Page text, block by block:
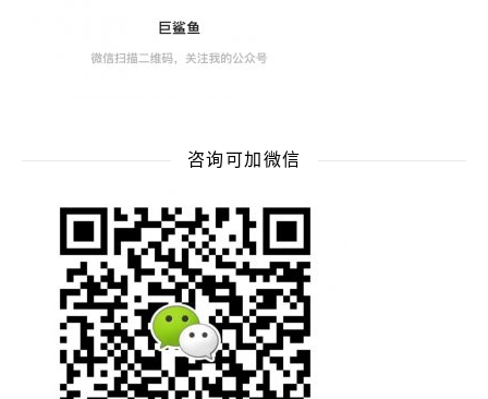
咨询可加微信